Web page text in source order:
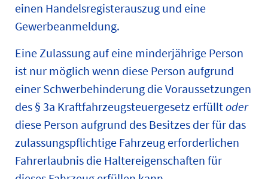
einen Handelsregisterauszug und eine
Gewerbeanmeldung.
Eine Zulassung auf eine minderjährige Person
ist nur möglich wenn diese Person aufgrund
einer Schwerbehinderung die Voraussetzungen
des § 3a Kraftfahrzeugsteuergesetz erfülltoder
diese Person aufgrund des Besitzes der für das
zulassungspflichtige Fahrzeug erforderlichen
Fahrerlaubnis die Haltereigenschaften für